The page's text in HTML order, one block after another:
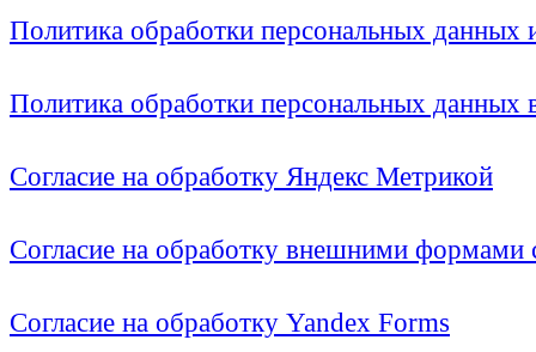
Политика обработки персональных
Политика обработки персональных
Согласие на обработку Яндекс Метрикой
Согласие на обработку внешними формами
Согласие на обработку Yandex Forms